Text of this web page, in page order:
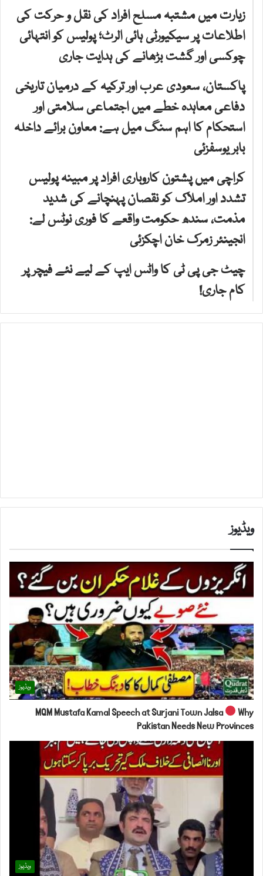
زیارت میں مشتبہ مسلح افراد کی نقل و حرکت کی
اطلاعات پر سیکیورٹی ہائی الرٹ؛ پولیس کو انتہائی
چوکسی اور گشت بڑھانے کی ہدایت جاری
پاکستان، سعودی عرب اور ترکیہ کے درمیان تاریخی
دفاعی معاہدہ خطے میں اجتماعی سلامتی اور
استحکام کا اہم سنگ میل ہے: معاون برائے داخلہ
بابر یوسفزئی
کراچی میں پشتون کاروباری افراد پر مبینہ پولیس
تشدد اور املاک کو نقصان پہنچانے کی شدید
مذمت، سندھ حکومت واقعے کا فوری نوٹس لے:
انجینئر زمرک خان اچکزئی
چیٹ جی پی ٹی کا واٹس ایپ کے لیے نئے فیچر پر
کام جاری!
ویڈیوز
ویڈیوز
MQM Mustafa Kamal Speech at Surjani Town Jalsa
Why
Pakistan Needs New Provinces
ویڈیوز